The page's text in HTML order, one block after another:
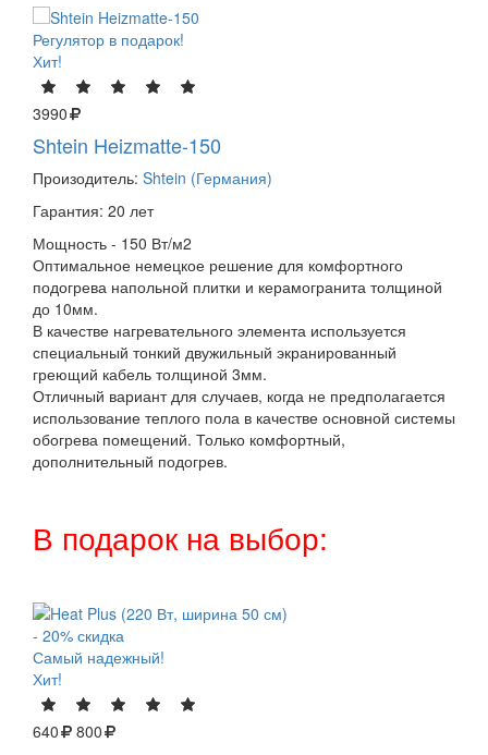
Регулятор в подарок!
Хит!
3990
Shtein Heizmatte-150
Произодитель: Shtein (Германия)
Гарантия: 20 лет
Мощность - 150 Вт/м2
Оптимальное немецкое решение для комфортного
подогрева напольной плитки и керамогранита толщиной
до 10мм.
В качестве нагревательного элемента используется
специальный тонкий двужильный экранированный
греющий кабель толщиной 3мм.
Отличный вариант для случаев, когда не предполагается
использование теплого пола в качестве основной системы
обогрева помещений. Только комфортный,
дополнительный подогрев.
В подарок на выбор:
- 20% скидка
Самый надежный!
Хит!
640 800